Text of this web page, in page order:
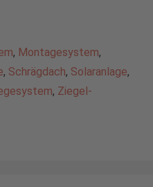
, Montagesystem,
, Schrägdach, Solaranlage,
, Ziegel-